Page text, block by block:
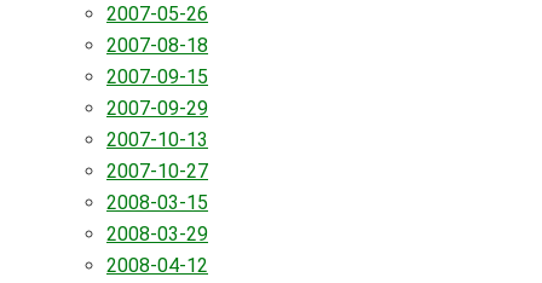
2007-05-26
2007-08-18
2007-09-15
2007-09-29
2007-10-13
2007-10-27
2008-03-15
2008-03-29
2008-04-12